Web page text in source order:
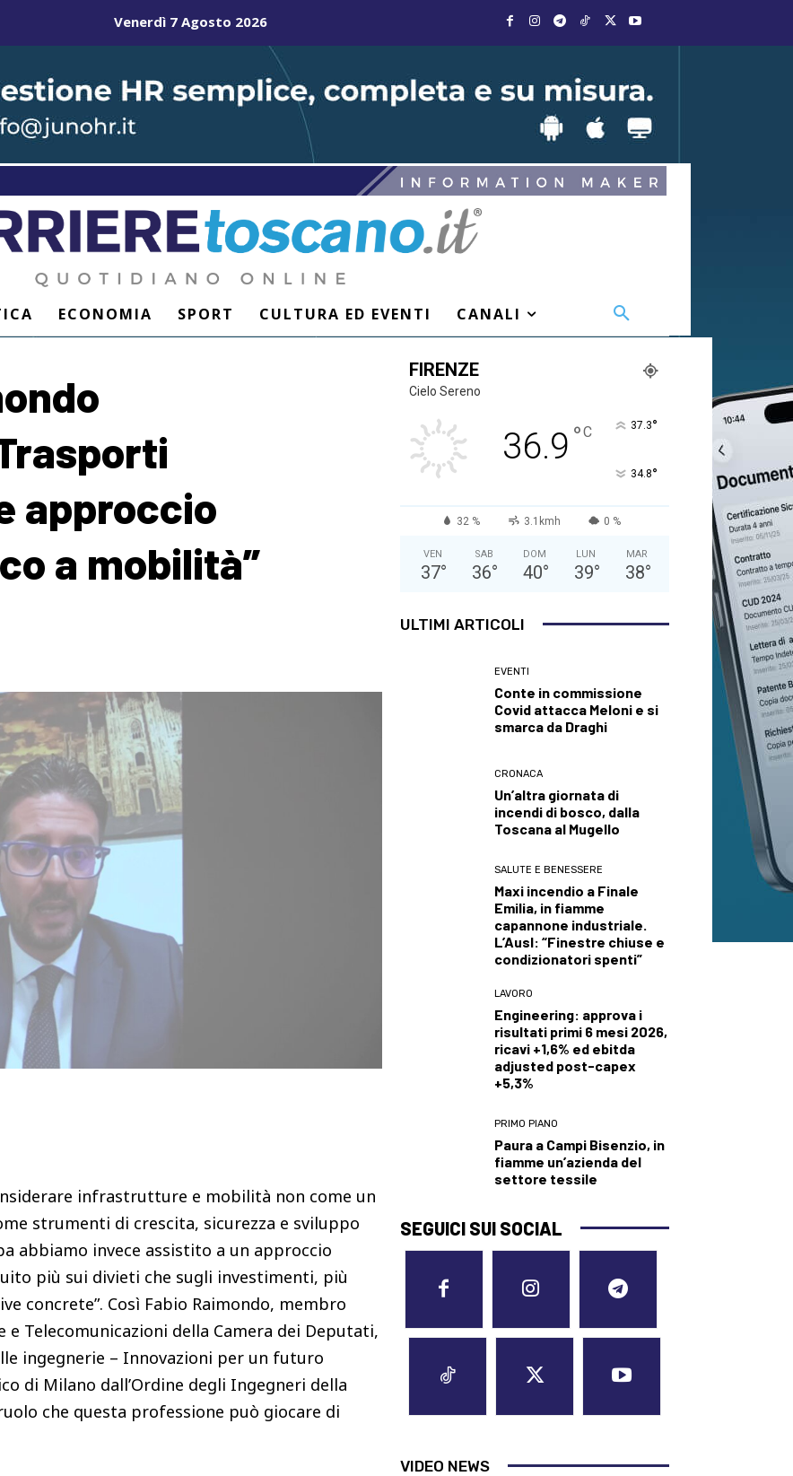
Venerdì 7 Agosto 2026
ECONOMIA SPORT CULTURA ED EVENTI CANALI
approccio
a mobilità”
infrastrutture e mobilità non come un
strumenti di crescita, sicurezza e sviluppo
abbiamo invece assistito a un approccio
più sui divieti che sugli investimenti, più
concrete”. Così Fabio Raimondo, membro
Telecomunicazioni della Camera dei Deputati,
ingegnerie – Innovazioni per un futuro
di Milano dall’Ordine degli Ingegneri della
che questa professione può giocare di
FIRENZE
Cielo Sereno
36.9 °C 37.3°
34.8°
32 % 3.1kmh 0 %
VEN
37°
SAB
36°
DOM
40°
LUN
39°
MAR
38°
ULTIMI ARTICOLI
EVENTI
Conte in commissione
Covid attacca Meloni e si
smarca da Draghi
CRONACA
Un’altra giornata di
incendi di bosco, dalla
Toscana al Mugello
SALUTE E BENESSERE
Maxi incendio a Finale
Emilia, in fiamme
capannone industriale.
L’Ausl: “Finestre chiuse e
condizionatori spenti”
LAVORO
Engineering: approva i
risultati primi 6 mesi 2026,
ricavi +1,6% ed ebitda
adjusted post-capex
+5,3%
PRIMO PIANO
Paura a Campi Bisenzio, in
fiamme un’azienda del
settore tessile
SEGUICI SUI SOCIAL
VIDEO NEWS